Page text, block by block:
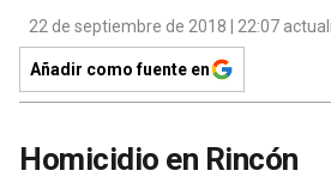
22 de septiembre de 2018 | 22:07
Añadir como fuente en
Homicidio en Rincón